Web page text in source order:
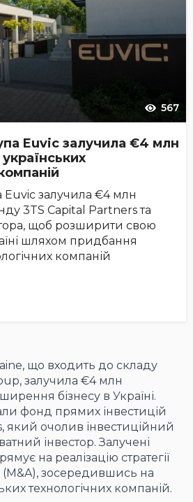
567
Euvic залучила €4 млн
Euvic залучила €4 млн
3TS Capital Partners та
щоб розширити свою
шляхом придбання
компаній
що входить до складу
залучила €4 млн
бізнесу в Україні.
фонд прямих інвестицій
який очолив інвестиційний
інвестор. Залучені
на реалізацію стратегії
(M&A), зосередившись на
технологічних компаній.